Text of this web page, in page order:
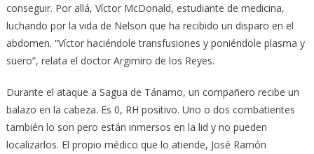
conseguir. Por allá, Víctor McDonald, estudiante de medicina,
luchando por la vida de Nelson que ha recibido un disparo en el
abdomen. “Víctor haciéndole transfusiones y poniéndole plasma y
suero”, relata el doctor Argimiro de los Reyes.
Durante el ataque a Sagua de Tánamo, un compañero recibe un
balazo en la cabeza. Es 0, RH positivo. Uno o dos combatientes
también lo son pero están inmersos en la lid y no pueden
localizarlos. El propio médico que lo atiende, José Ramón